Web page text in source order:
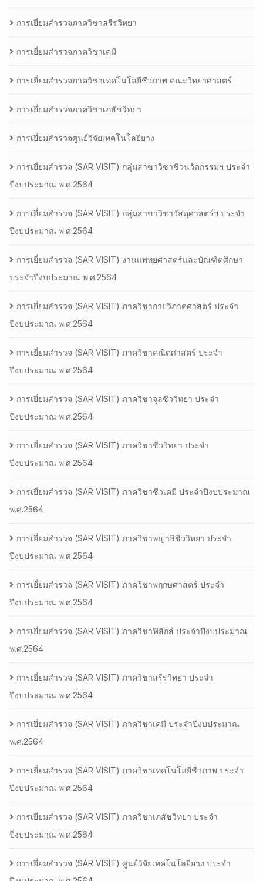
การเยี่ยมสำรวจภาควิชาสรีรวิทยา
การเยี่ยมสำรวจภาควิชาเคมี
การเยี่ยมสำรวจภาควิชาเทคโนโลยีชีวภาพ คณะวิทยาศาสตร์
การเยี่ยมสำรวจภาควิชาเภสัชวิทยา
การเยี่ยมสำรวจศูนย์วิจัยเทคโนโลยียาง
การเยี่ยมสํารวจ (SAR VISIT) กลุ่มสาขาวิชาชีวนวัตกรรมฯ ประจํา
ปีงบประมาณ พ.ศ.2564
การเยี่ยมสํารวจ (SAR VISIT) กลุ่มสาขาวิชาวัสดุศาสตร์ฯ ประจํา
ปีงบประมาณ พ.ศ.2564
การเยี่ยมสํารวจ (SAR VISIT) งานแพทยศาสตร์และบัณฑิตศึกษา
ประจําปีงบประมาณ พ.ศ.2564
การเยี่ยมสํารวจ (SAR VISIT) ภาควิชากายวิภาคศาสตร์ ประจํา
ปีงบประมาณ พ.ศ.2564
การเยี่ยมสํารวจ (SAR VISIT) ภาควิชาคณิตศาสตร์ ประจํา
ปีงบประมาณ พ.ศ.2564
การเยี่ยมสํารวจ (SAR VISIT) ภาควิชาจุลชีววิทยา ประจํา
ปีงบประมาณ พ.ศ.2564
การเยี่ยมสํารวจ (SAR VISIT) ภาควิชาชีววิทยา ประจํา
ปีงบประมาณ พ.ศ.2564
การเยี่ยมสํารวจ (SAR VISIT) ภาควิชาชีวเคมี ประจําปีงบประมาณ
พ.ศ.2564
การเยี่ยมสํารวจ (SAR VISIT) ภาควิชาพญาธิชีววิทยา ประจํา
ปีงบประมาณ พ.ศ.2564
การเยี่ยมสํารวจ (SAR VISIT) ภาควิชาพฤกษศาสตร์ ประจํา
ปีงบประมาณ พ.ศ.2564
การเยี่ยมสํารวจ (SAR VISIT) ภาควิชาฟิสิกส์ ประจําปีงบประมาณ
พ.ศ.2564
การเยี่ยมสํารวจ (SAR VISIT) ภาควิชาสรีรวิทยา ประจํา
ปีงบประมาณ พ.ศ.2564
การเยี่ยมสํารวจ (SAR VISIT) ภาควิชาเคมี ประจําปีงบประมาณ
พ.ศ.2564
การเยี่ยมสํารวจ (SAR VISIT) ภาควิชาเทคโนโลยีชีวภาพ ประจํา
ปีงบประมาณ พ.ศ.2564
การเยี่ยมสํารวจ (SAR VISIT) ภาควิชาเภสัชวิทยา ประจํา
ปีงบประมาณ พ.ศ.2564
การเยี่ยมสํารวจ (SAR VISIT) ศูนย์วิจัยเทคโนโลยียาง ประจํา